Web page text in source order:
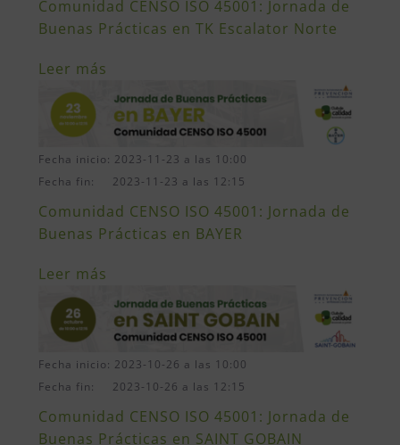
Comunidad CENSO ISO 45001: Jornada de
Buenas Prácticas en TK Escalator Norte
Leer más
Fecha inicio: 2023-11-23 a las 10:00
Fecha fin: 2023-11-23 a las 12:15
Comunidad CENSO ISO 45001: Jornada de
Buenas Prácticas en BAYER
Leer más
Fecha inicio: 2023-10-26 a las 10:00
Fecha fin: 2023-10-26 a las 12:15
Comunidad CENSO ISO 45001: Jornada de
Buenas Prácticas en SAINT GOBAIN